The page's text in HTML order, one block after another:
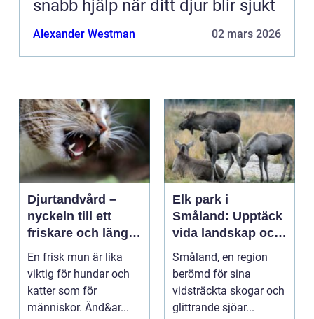
snabb hjälp när ditt djur blir sjukt
Alexander Westman 02 mars 2026
Djurtandvård –
nyckeln till ett
friskare och längre
liv för hund och
katt
En frisk mun är lika
viktig för hundar och
katter som för
människor. Änd&ar...
Elk park i
Småland: Upptäck
vida landskap och
majestätiska älgar
Småland, en region
berömd för sina
vidsträckta skogar och
glittrande sjöar...